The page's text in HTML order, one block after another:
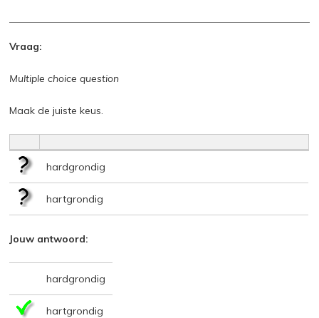
Vraag:
Multiple choice question
Maak de juiste keus.
hardgrondig
hartgrondig
Jouw antwoord:
hardgrondig
hartgrondig